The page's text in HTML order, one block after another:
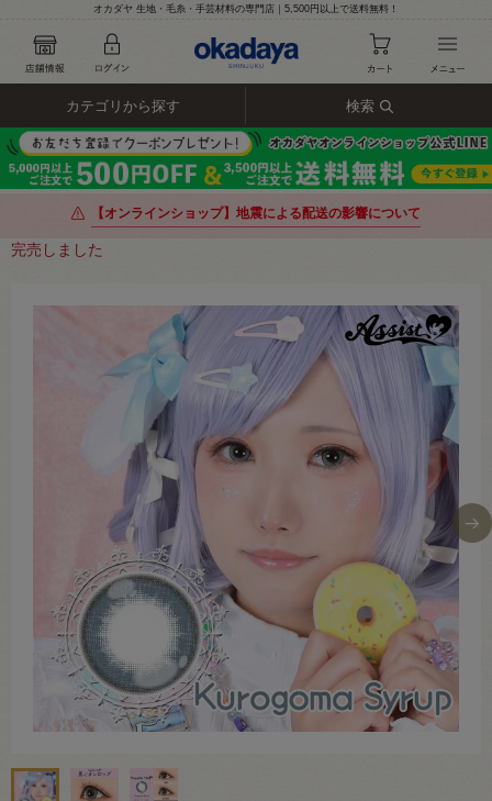
オカダヤ 生地・毛糸・手芸材料の専門店｜5,500円以上で送料無料！
カテゴリから探す 検索
【オンラインショップ】地震による配送の影響について
完売しました